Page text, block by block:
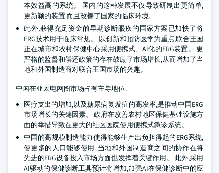
本效益高的系统。 国内的这种发展不仅导致研制出更简单,
更新颖的装置,而且改善了国家的临床环境.
此外,获得充足资金的早期诊断眼疾的国家方案已加快了将
ERG技术用于临床常规。 以创新和预防医学为重点,联合王国
正在城市和农村保健中心采用便携式、AI化的ERG装置。 更
严格的监督和偿还政策的存在鼓励了市场增长,从而增加了当
地和外国制造商对联合王国市场的兴趣。
中国在亚太电网图市场占有主导地位.
医疗支出的增加,以及糖尿病复发症的高发率,是推动中国ERG
市场增长的关键因素。 政府在改善农村地区保健基础设施方
面的举措导致在更大的社区医院使用便携式急诊系统。
中国的高规模制造能力使得能够生产出负担得起的ERG系统,
使更多的人口能够使用. 当地和外国制造商之间的协作在将
先进的ERG设备投入市场方面也发挥着关键作用。 此外,采用
AI驱动的保健诊断工具预计将增加,加强AI在保健诊断中的应